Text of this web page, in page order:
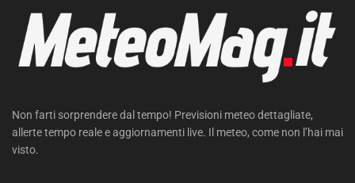
Non farti sorprendere dal tempo! Previsioni meteo dettagliate,
allerte tempo reale e aggiornamenti live. Il meteo, come non l’hai mai
visto.